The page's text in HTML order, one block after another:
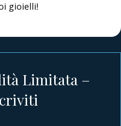
gioielli!
Limitata –